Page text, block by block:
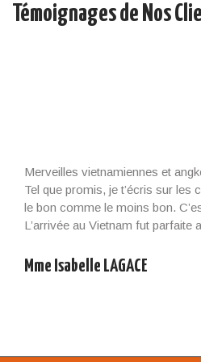
Témoignages de Nos
Merveilles vietnamiennes et
Tel que promis, je t’écris sur les
le bon comme le moins bon.
L’arrivée au Vietnam fut parfaite
guide qui savait nous […]
Mme Isabelle LAGACE